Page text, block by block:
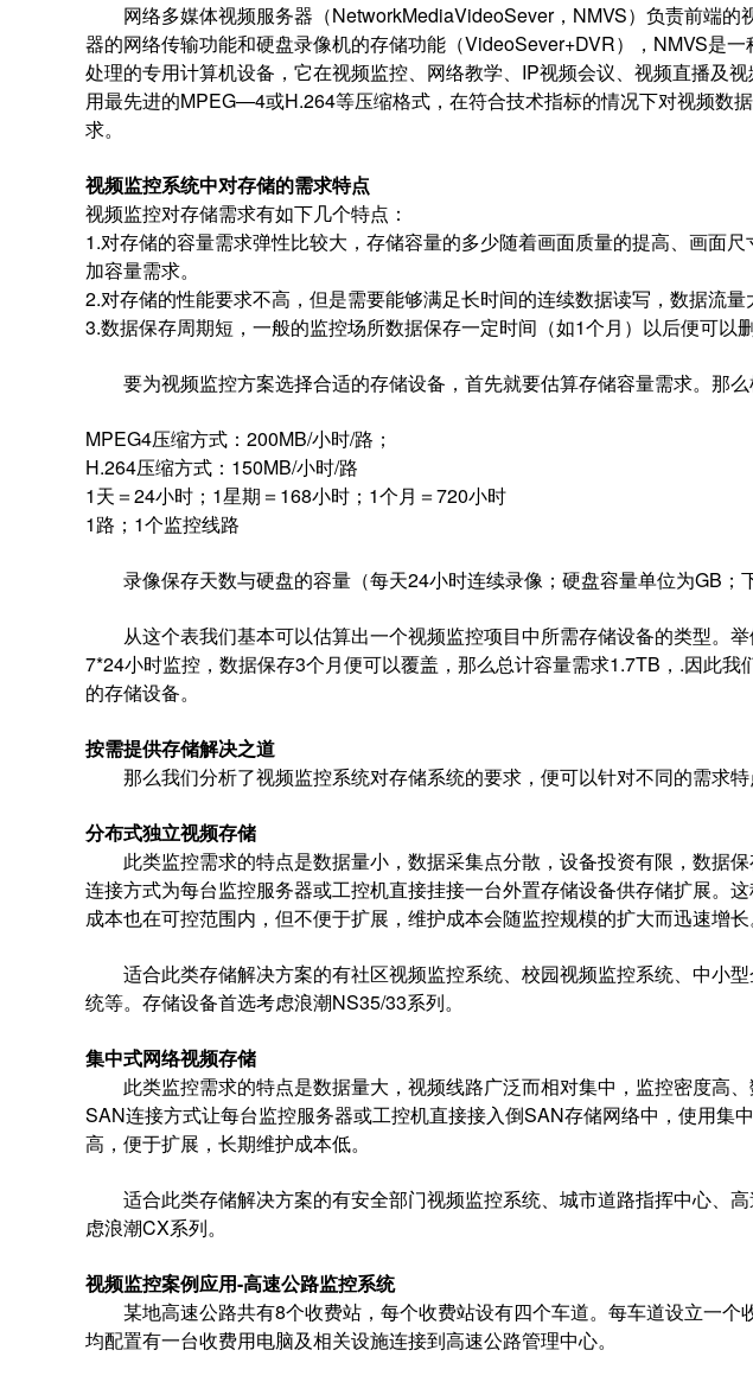
网络多媒体视频服务器（NetworkMediaVideoSever，NMVS）负责前端的
器的网络传输功能和硬盘录像机的存储功能（VideoSever+DVR），NMVS是
处理的专用计算机设备，它在视频监控、网络教学、IP视频会议、视频直播及
用最先进的MPEG—4或H.264等压缩格式，在符合技术指标的情况下对视频数
求。
视频监控系统中对存储的需求特点
视频监控对存储需求有如下几个特点：
1.对存储的容量需求弹性比较大，存储容量的多少随着画面质量的提高、画面
加容量需求。
2.对存储的性能要求不高，但是需要能够满足长时间的连续数据读写，数据流量
3.数据保存周期短，一般的监控场所数据保存一定时间（如1个月）以后便可以
要为视频监控方案选择合适的存储设备，首先就要估算存储容量需求。那么
MPEG4压缩方式：200MB/小时/路；
H.264压缩方式：150MB/小时/路
1天＝24小时；1星期＝168小时；1个月＝720小时
1路；1个监控线路
录像保存天数与硬盘的容量（每天24小时连续录像；硬盘容量单位为GB；
从这个表我们基本可以估算出一个视频监控项目中所需存储设备的类型。举
7*24小时监控，数据保存3个月便可以覆盖，那么总计容量需求1.7TB，.因此
的存储设备。
按需提供存储解决之道
那么我们分析了视频监控系统对存储系统的要求，便可以针对不同的需求
分布式独立视频存储
此类监控需求的特点是数据量小，数据采集点分散，设备投资有限，数据保
连接方式为每台监控服务器或工控机直接挂接一台外置存储设备供存储扩展。
成本也在可控范围内，但不便于扩展，维护成本会随监控规模的扩大而迅速增
适合此类存储解决方案的有社区视频监控系统、校园视频监控系统、中小
统等。存储设备首选考虑浪潮NS35/33系列。
集中式网络视频存储
此类监控需求的特点是数据量大，视频线路广泛而相对集中，监控密度高
SAN连接方式让每台监控服务器或工控机直接接入倒SAN存储网络中，使用集
高，便于扩展，长期维护成本低。
适合此类存储解决方案的有安全部门视频监控系统、城市道路指挥中心、
虑浪潮CX系列。
视频监控案例应用-高速公路监控系统
某地高速公路共有8个收费站，每个收费站设有四个车道。每车道设立一个
均配置有一台收费用电脑及相关设施连接到高速公路管理中心。